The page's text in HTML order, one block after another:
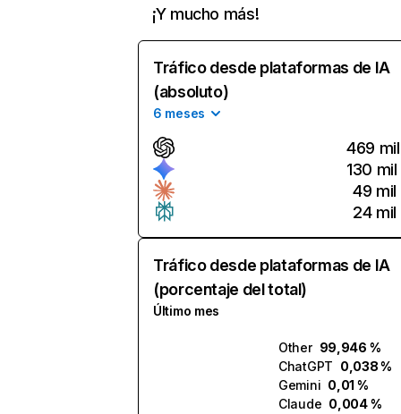
¡Y mucho más!
Tráfico desde plataformas de IA
(absoluto)
6 meses
469 mil
130 mil
49 mil
24 mil
Tráfico desde plataformas de IA
(porcentaje del total)
Último mes
Other 99,946 %
ChatGPT 0,038 %
Gemini 0,01 %
Claude 0,004 %